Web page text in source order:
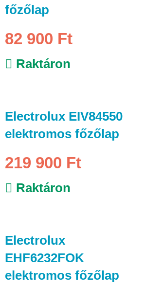
főzőlap
82 900 Ft
Raktáron
Electrolux EIV84550
elektromos főzőlap
219 900 Ft
Raktáron
Electrolux
EHF6232FOK
elektromos főzőlap